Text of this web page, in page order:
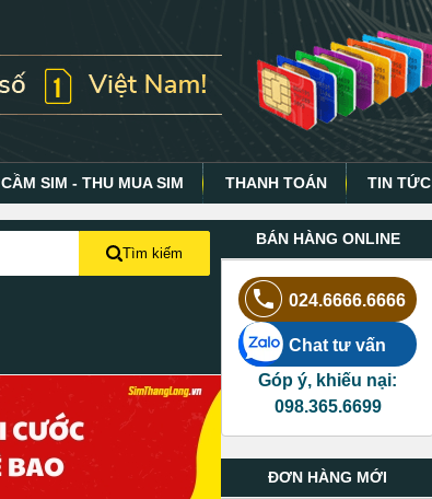
CẦM SIM - THU MUA SIM THANH TOÁN TIN TỨC
Tìm kiếm
BÁN HÀNG ONLINE
024.6666.6666
Chat tư vấn
Góp ý, khiếu nại:
098.365.6699
ĐƠN HÀNG MỚI